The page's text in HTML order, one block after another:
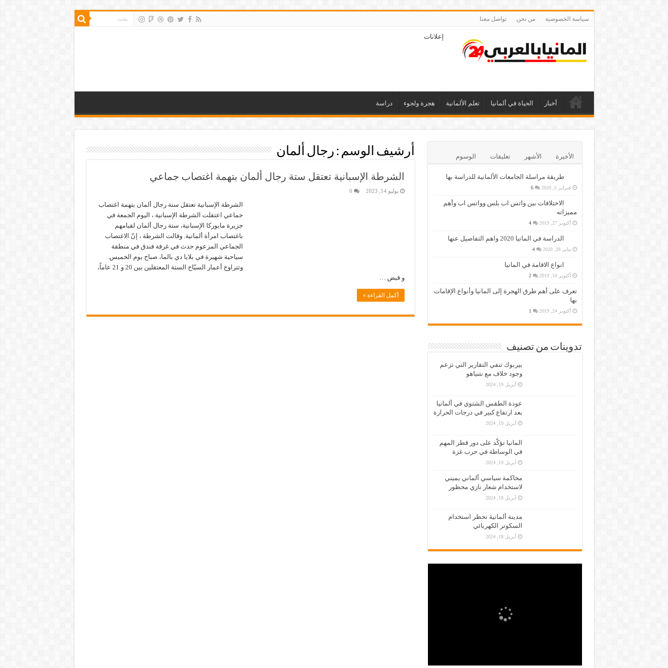
سياسة الخصوصية من نحن تواصل معنا
إعلانات
أخبار الحياة في ألمانيا تعلم الألمانية هجرة ولجوء دراسة
أرشيف الوسم : رجال ألمان
الشرطة الإسبانية تعتقل ستة رجال ألمان بتهمة اغتصاب جماعي
يوليو 14, 2023 0
الشرطة الإسبانية تعتقل ستة رجال ألمان بتهمة اغتصاب
جماعي اعتقلت الشرطة الإسبانية ، اليوم الجمعة في
جزيرة مايوركا الإسبانية، ستة رجال ألمان لقيامهم
باغتصاب امرأة ألمانية. وقالت الشرطة ، إنّ الاغتصاب
الجماعي المزعوم حدث في غرفة فندق في منطقة
سياحية شهيرة في بلايا دي بالما، صباح يوم الخميس.
وتتراوح أعمار السيّاح الستة المعتقلين بين 20 و 21 عاماً،
و قبض …
أكمل القراءة »
الأخيرة الأشهر تعليقات الوسوم
طريقة مراسلة الجامعات الألمانية للدراسة بها
فبراير 5, 2020 6
الاختلافات بين واتس اب بلس وواتس اب وأهم
مميزاته
أكتوبر 27, 2019 4
الدراسة في المانيا 2020 واهم التفاصيل عنها
يناير 28, 2020 4
انواع الاقامة في المانيا
أكتوبر 10, 2019 2
تعرف على أهم طرق الهجرة إلى المانيا وأنواع الإقامات
بها
أكتوبر 24, 2019 1
تدوينات من تصنيف
بيربوك تنفي التقارير التي تزعم
وجود خلاف مع نتنياهو
أبريل 19, 2024
عودة الطقس الشتوي في ألمانيا
بعد ارتفاع كبير في درجات الحرارة
أبريل 19, 2024
المانيا تؤكّد على دور قطر المهم
في الوساطة في حرب غزة
أبريل 19, 2024
محاكمة سياسي ألماني يميني
لاستخدام شعار نازي محظور
أبريل 18, 2024
مدينة ألمانية تحظر استخدام
السكوتر الكهربائي
أبريل 18, 2024